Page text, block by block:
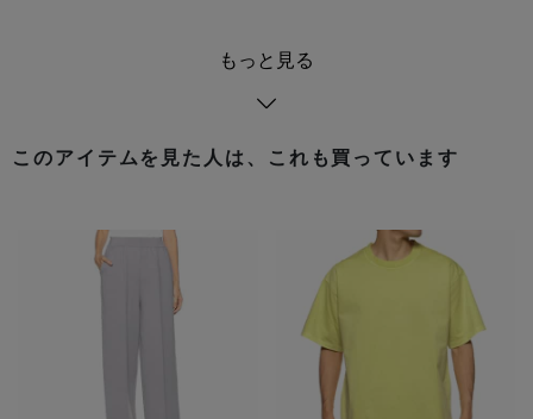
もっと見る
このアイテムを見た人は、これも買っています